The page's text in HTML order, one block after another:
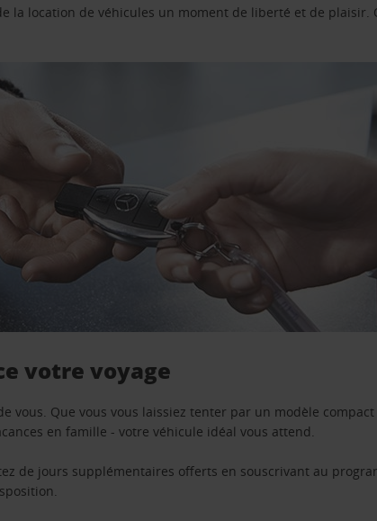
la location de véhicules un moment de liberté et de
votre voyage
vous. Que vous vous laissiez tenter par un modèle
en famille - votre véhicule idéal vous attend.
de jours supplémentaires offerts en souscrivant au